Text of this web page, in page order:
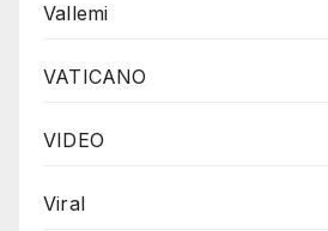
Vallemi
VATICANO
VIDEO
Viral